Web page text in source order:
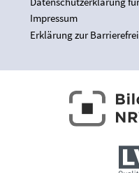
Impressum
Erklärung zur